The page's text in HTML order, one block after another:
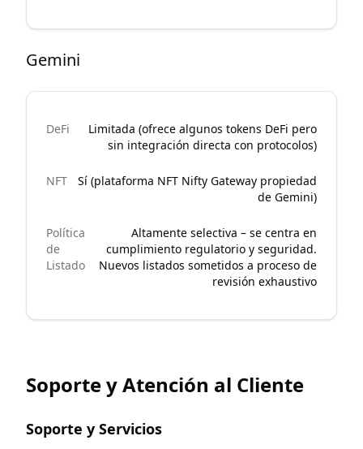
Gemini
DeFi
Limitada (ofrece algunos tokens DeFi pero
sin integración directa con protocolos)
NFT
Sí (plataforma NFT Nifty Gateway propiedad
de Gemini)
Política
de
Listado
Altamente selectiva – se centra en
cumplimiento regulatorio y seguridad.
Nuevos listados sometidos a proceso de
revisión exhaustivo
Soporte y Atención al Cliente
Soporte y Servicios